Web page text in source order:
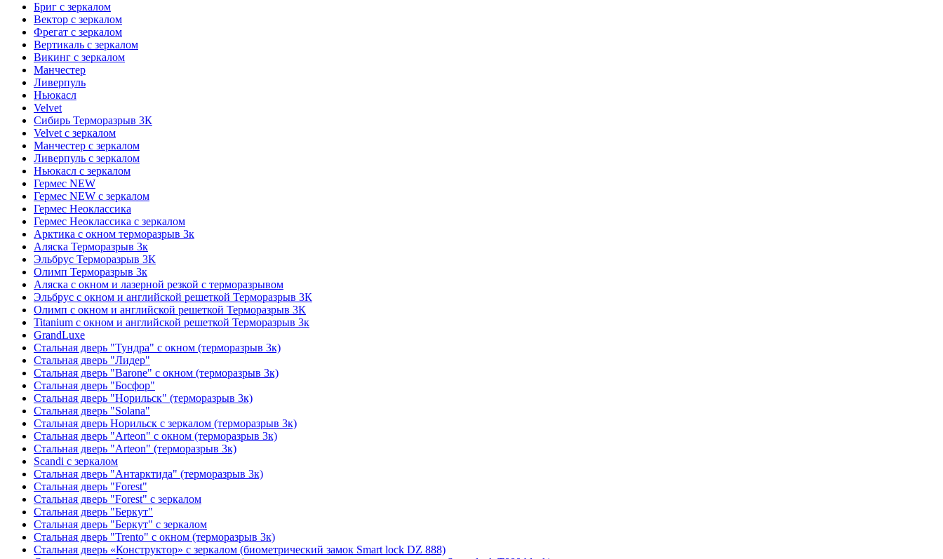
Бриг с зеркалом
Вектор с зеркалом
Фрегат с зеркалом
Вертикаль с зеркалом
Викинг с зеркалом
Манчестер
Ливерпуль
Ньюкасл
Velvet
Сибирь Терморазрыв 3К
Velvet с зеркалом
Манчестер с зеркалом
Ливерпуль с зеркалом
Ньюкасл с зеркалом
Гермес NEW
Гермес NEW с зеркалом
Гермес Неоклассика
Гермес Неоклассика с зеркалом
Арктика с окном терморазрыв 3к
Аляска Терморазрыв 3к
Эльбрус Терморазрыв 3К
Олимп Терморазрыв 3к
Аляска с окном и лазерной резкой с терморазрывом
Эльбрус с окном и английской решеткой Терморазрыв 3К
Олимп с окном и английской решеткой Терморазрыв 3К
Titanium с окном и английской решеткой Терморазрыв 3к
GrandLuxe
Стальная дверь "Тундра" с окном (терморазрыв 3к)
Стальная дверь "Лидер"
Стальная дверь "Barone" с окном (терморазрыв 3к)
Стальная дверь "Босфор"
Стальная дверь "Норильск" (терморазрыв 3к)
Стальная дверь "Solana"
Стальная дверь Норильск с зеркалом (терморазрыв 3к)
Стальная дверь "Arteon" с окном (терморазрыв 3к)
Стальная дверь "Arteon" (терморазрыв 3к)
Scandi с зеркалом
Стальная дверь "Антарктида" (терморазрыв 3к)
Стальная дверь "Forest"
Стальная дверь "Forest" с зеркалом
Стальная дверь "Беркут"
Стальная дверь "Беркут" с зеркалом
Стальная дверь "Trento" с окном (терморазрыв 3к)
Стальная дверь «Конструктор» с зеркалом (биометрический замок Smart lock DZ 888)